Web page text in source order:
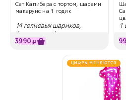
Сет Капибара с тортом, шарами
макарунс на 1 годик
14 гелиевых шариков,
фигура и цифра
3990 ₽
1
ЦИФРЫ МЕНЯЮТСЯ